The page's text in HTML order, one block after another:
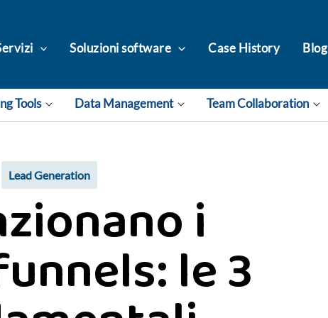
Soluzioni software Case History Blog
Tools Data Management Team Collaboration
Lead Generation
i
le 3